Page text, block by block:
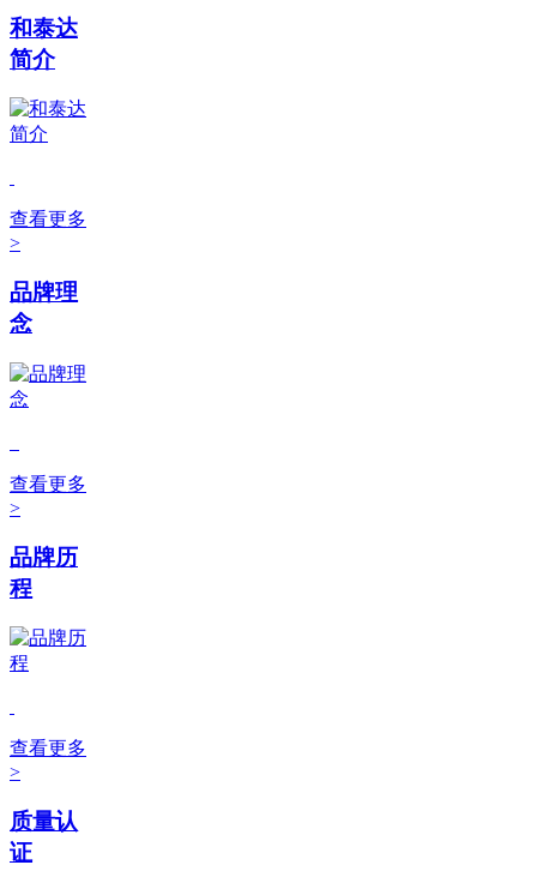
和泰达
简介
查看更多
>
品牌理
念
查看更多
>
品牌历
程
查看更多
>
质量认
证